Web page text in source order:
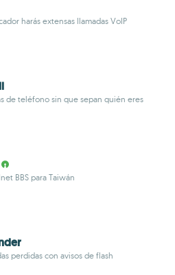
harás extensas llamadas VoIP
de teléfono sin que sepan quién eres
BBS para Taiwán
perdidas con avisos de flash